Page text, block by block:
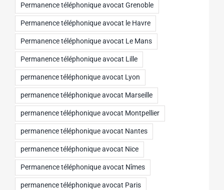
Permanence téléphonique avocat Grenoble
Permanence téléphonique avocat le Havre
Permanence téléphonique avocat Le Mans
Permanence téléphonique avocat Lille
permanence téléphonique avocat Lyon
permanence téléphonique avocat Marseille
permanence téléphonique avocat Montpellier
permanence téléphonique avocat Nantes
permanence téléphonique avocat Nice
Permanence téléphonique avocat Nîmes
permanence téléphonique avocat Paris